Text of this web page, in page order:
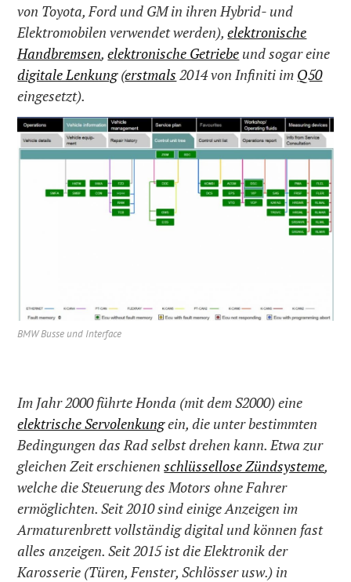
von Toyota, Ford und GM in ihren Hybrid- und
Elektromobilen verwendet werden),elektronische
Handbremsen,elektronische Getriebe und sogar eine
digitale Lenkung(erstmals 2014 von Infiniti im Q50
eingesetzt).
BMW Busse und Interface
Im Jahr 2000 führte Honda (mit dem S2000) eine
elektrische Servolenkungein, die unter bestimmten
Bedingungen das Rad selbst drehen kann. Etwa zur
gleichen Zeit erschienenschlüssellose Zündsysteme,
welche die Steuerung des Motors ohne Fahrer
ermöglichten. Seit 2010 sind einige Anzeigen im
Armaturenbrett vollständig digital und können fast
alles anzeigen. Seit 2015 ist die Elektronik der
Karosserie (Türen, Fenster, Schlösser usw.) in